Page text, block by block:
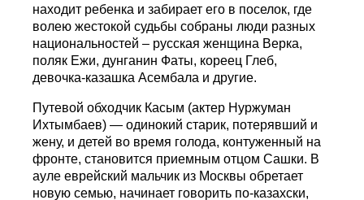
находит ребенка и забирает его в поселок, где
волею жестокой судьбы собраны люди разных
национальностей – русская женщина Верка,
поляк Ежи, дунганин Фаты, кореец Глеб,
девочка-казашка Асембала и другие.
Путевой обходчик Касым (актер Нуржуман
Ихтымбаев) — одинокий старик, потерявший и
жену, и детей во время голода, контуженный на
фронте, становится приемным отцом Сашки. В
ауле еврейский мальчик из Москвы обретает
новую семью, начинает говорить по-казахски,